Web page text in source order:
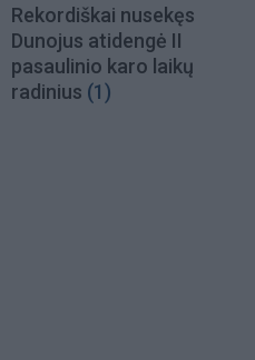
Rekordiškai nusekęs
Dunojus atidengė II
pasaulinio karo laikų
radinius (1)